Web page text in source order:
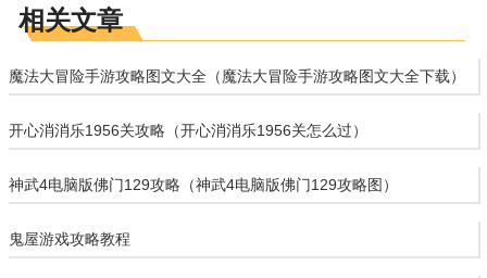
相关文章
魔法大冒险手游攻略图文大全（魔法大冒险手游攻略图文大全下载）
开心消消乐1956关攻略（开心消消乐1956关怎么过）
神武4电脑版佛门129攻略（神武4电脑版佛门129攻略图）
鬼屋游戏攻略教程